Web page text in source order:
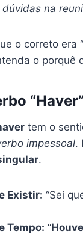
na
o correto era
o porquê
tem o
impessoal.
.
Existir: “Sei
Tempo: “Houve